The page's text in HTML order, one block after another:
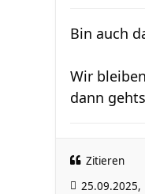
Bin auch
Wir
dann
Zitieren
25.09.2025,